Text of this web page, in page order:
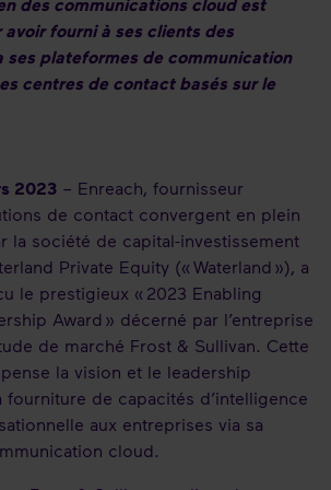
des communications cloud est
fourni à ses clients des
ses plateformes de communication
centres de contact basés sur le
2023 – Enreach, fournisseur
de contact convergent en plein
la société de capital-investissement
Private Equity (« Waterland »), a
le prestigieux « 2023 Enabling
Award » décerné par l’entreprise
de marché Frost & Sullivan. Cette
la vision et le leadership
fourniture de capacités d’intelligence
aux entreprises via sa
cloud.